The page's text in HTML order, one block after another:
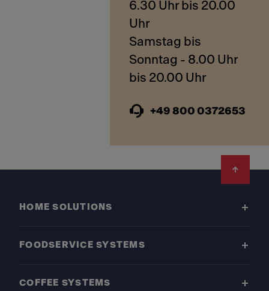
6.30 Uhr bis 20.00
Uhr
Samstag bis
Sonntag - 8.00 Uhr
bis 20.00 Uhr
+49 800 0372653
HOME SOLUTIONS
FOODSERVICE SYSTEMS
COFFEE SYSTEMS